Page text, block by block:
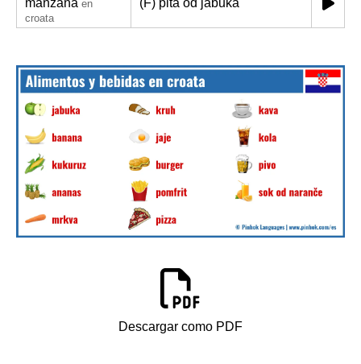
manzana en
croata
(F) pita od jabuka
Descargar como PDF